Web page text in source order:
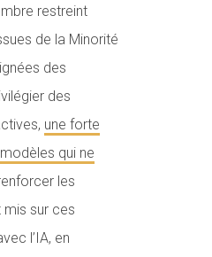
restreint
de la Minorité
des
des
une forte
qui ne
les
mis sur ces
l’IA, en